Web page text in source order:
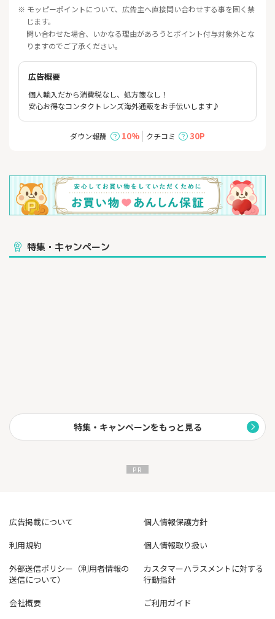
※ モッピーポイントについて、広告主へ直接問い合わせする事を固く禁
じます。
問い合わせた場合、いかなる理由があろうとポイント付与対象外とな
りますのでご了承ください。
広告概要
個人輸入だから消費税なし、処方箋なし！
安心お得なコンタクトレンズ海外通販をお手伝いします♪
ダウン報酬 10% クチコミ 30P
特集・キャンペーン
特集・キャンペーンをもっと見る
広告掲載について
個人情報保護方針
利用規約
個人情報取り扱い
外部送信ポリシー（利用者情報の
送信について）
カスタマーハラスメントに対する
行動指針
会社概要
ご利用ガイド